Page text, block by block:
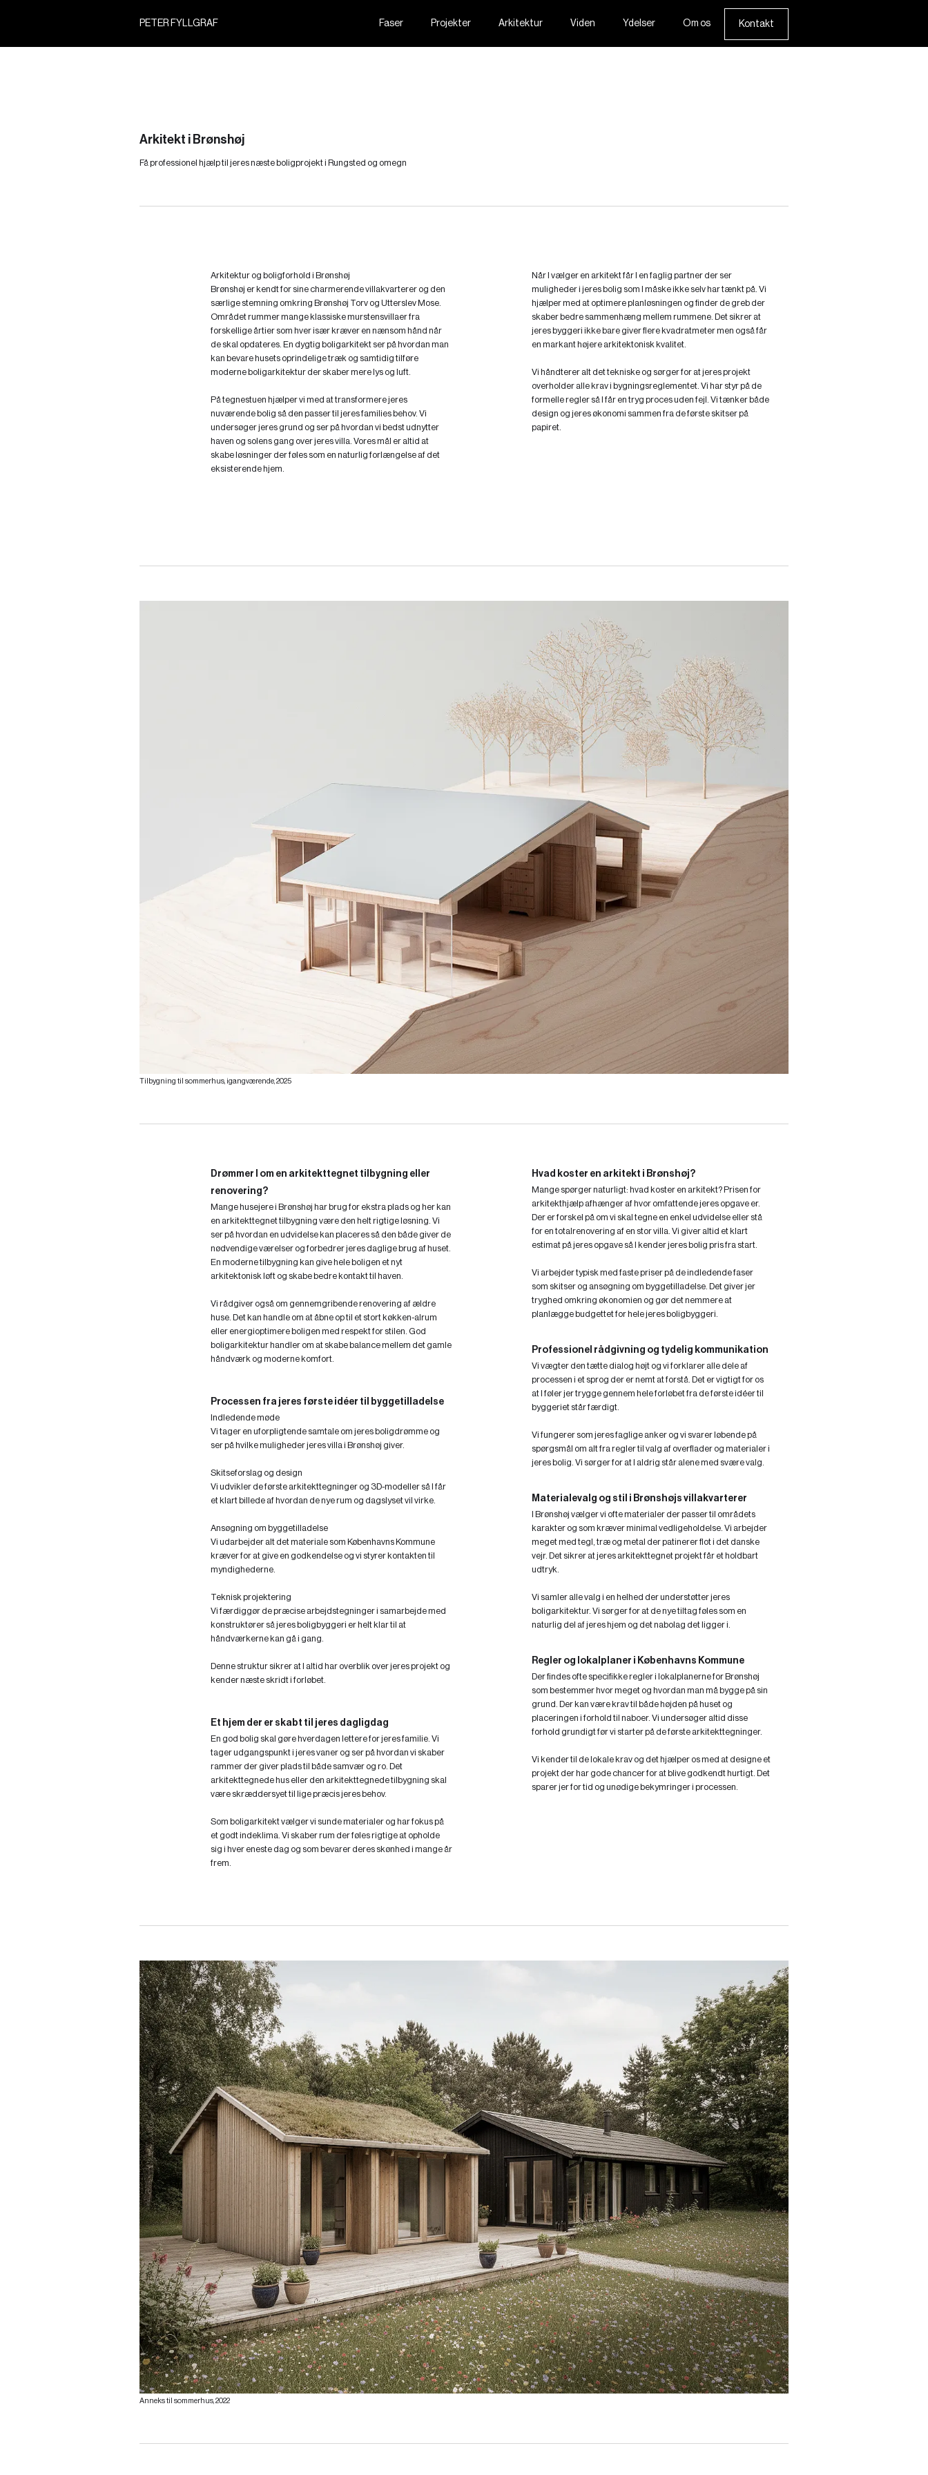
PETER FYLLGRAF Faser Projekter Arkitektur Viden Ydelser Om os Kontakt
Arkitekt i Brønshøj
Få professionel hjælp til jeres næste boligprojekt i Rungsted og omegn
Arkitektur og boligforhold i Brønshøj
Brønshøj er kendt for sine charmerende villakvarterer og den
særlige stemning omkring Brønshøj Torv og Utterslev Mose.
Området rummer mange klassiske murstensvillaer fra
forskellige årtier som hver især kræver en nænsom hånd når
de skal opdateres. En dygtig boligarkitekt ser på hvordan man
kan bevare husets oprindelige træk og samtidig tilføre
moderne boligarkitektur der skaber mere lys og luft.
På tegnestuen hjælper vi med at transformere jeres
nuværende bolig så den passer til jeres families behov. Vi
undersøger jeres grund og ser på hvordan vi bedst udnytter
haven og solens gang over jeres villa. Vores mål er altid at
skabe løsninger der føles som en naturlig forlængelse af det
eksisterende hjem.
Når I vælger en arkitekt får I en faglig partner der ser
muligheder i jeres bolig som I måske ikke selv har tænkt på. Vi
hjælper med at optimere planløsningen og finder de greb der
skaber bedre sammenhæng mellem rummene. Det sikrer at
jeres byggeri ikke bare giver flere kvadratmeter men også får
en markant højere arkitektonisk kvalitet.
Vi håndterer alt det tekniske og sørger for at jeres projekt
overholder alle krav i bygningsreglementet. Vi har styr på de
formelle regler så I får en tryg proces uden fejl. Vi tænker både
design og jeres økonomi sammen fra de første skitser på
papiret.
Tilbygning til sommerhus, igangværende, 2025
Drømmer I om en arkitekttegnet tilbygning eller
renovering?
Mange husejere i Brønshøj har brug for ekstra plads og her kan
en arkitekttegnet tilbygning være den helt rigtige løsning. Vi
ser på hvordan en udvidelse kan placeres så den både giver de
nødvendige værelser og forbedrer jeres daglige brug af huset.
En moderne tilbygning kan give hele boligen et nyt
arkitektonisk løft og skabe bedre kontakt til haven.
Vi rådgiver også om gennemgribende renovering af ældre
huse. Det kan handle om at åbne op til et stort køkken-alrum
eller energioptimere boligen med respekt for stilen. God
boligarkitektur handler om at skabe balance mellem det gamle
håndværk og moderne komfort.
Processen fra jeres første idéer til byggetilladelse
Indledende møde
Vi tager en uforpligtende samtale om jeres boligdrømme og
ser på hvilke muligheder jeres villa i Brønshøj giver.
Skitseforslag og design
Vi udvikler de første arkitekttegninger og 3D-modeller så I får
et klart billede af hvordan de nye rum og dagslyset vil virke.
Ansøgning om byggetilladelse
Vi udarbejder alt det materiale som Københavns Kommune
kræver for at give en godkendelse og vi styrer kontakten til
myndighederne.
Teknisk projektering
Vi færdiggør de præcise arbejdstegninger i samarbejde med
konstruktører så jeres boligbyggeri er helt klar til at
håndværkerne kan gå i gang.
Denne struktur sikrer at I altid har overblik over jeres projekt og
kender næste skridt i forløbet.
Et hjem der er skabt til jeres dagligdag
En god bolig skal gøre hverdagen lettere for jeres familie. Vi
tager udgangspunkt i jeres vaner og ser på hvordan vi skaber
rammer der giver plads til både samvær og ro. Det
arkitekttegnede hus eller den arkitekttegnede tilbygning skal
være skræddersyet til lige præcis jeres behov.
Som boligarkitekt vælger vi sunde materialer og har fokus på
et godt indeklima. Vi skaber rum der føles rigtige at opholde
sig i hver eneste dag og som bevarer deres skønhed i mange år
frem.
Hvad koster en arkitekt i Brønshøj?
Mange spørger naturligt: hvad koster en arkitekt? Prisen for
arkitekthjælp afhænger af hvor omfattende jeres opgave er.
Der er forskel på om vi skal tegne en enkel udvidelse eller stå
for en totalrenovering af en stor villa. Vi giver altid et klart
estimat på jeres opgave så I kender jeres bolig pris fra start.
Vi arbejder typisk med faste priser på de indledende faser
som skitser og ansøgning om byggetilladelse. Det giver jer
tryghed omkring økonomien og gør det nemmere at
planlægge budgettet for hele jeres boligbyggeri.
Professionel rådgivning og tydelig kommunikation
Vi vægter den tætte dialog højt og vi forklarer alle dele af
processen i et sprog der er nemt at forstå. Det er vigtigt for os
at I føler jer trygge gennem hele forløbet fra de første idéer til
byggeriet står færdigt.
Vi fungerer som jeres faglige anker og vi svarer løbende på
spørgsmål om alt fra regler til valg af overflader og materialer i
jeres bolig. Vi sørger for at I aldrig står alene med svære valg.
Materialevalg og stil i Brønshøjs villakvarterer
I Brønshøj vælger vi ofte materialer der passer til områdets
karakter og som kræver minimal vedligeholdelse. Vi arbejder
meget med tegl, træ og metal der patinerer flot i det danske
vejr. Det sikrer at jeres arkitekttegnet projekt får et holdbart
udtryk.
Vi samler alle valg i en helhed der understøtter jeres
boligarkitektur. Vi sørger for at de nye tiltag føles som en
naturlig del af jeres hjem og det nabolag det ligger i.
Regler og lokalplaner i Københavns Kommune
Der findes ofte specifikke regler i lokalplanerne for Brønshøj
som bestemmer hvor meget og hvordan man må bygge på sin
grund. Der kan være krav til både højden på huset og
placeringen i forhold til naboer. Vi undersøger altid disse
forhold grundigt før vi starter på de første arkitekttegninger.
Vi kender til de lokale krav og det hjælper os med at designe et
projekt der har gode chancer for at blive godkendt hurtigt. Det
sparer jer for tid og unødige bekymringer i processen.
Anneks til sommerhus, 2022